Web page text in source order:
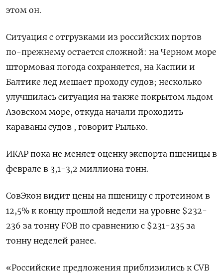
этом он.
Ситуация с отгрузками из российских ​портов
по-прежнему остается сложной: на Черном море
​штормовая погода ⁠сохраняется, на Каспии и
Балтике лед мешает проходу судов; несколько
улучшилась ситуация на также покрытом льдом
Азовском море, откуда начали ‌проходить
караваны судов , говорит Рылько.
ИКАР пока не меняет оценку ‌экспорта пшеницы в
феврале в 3,1-3,2 миллиона тонн.
СовЭкон видит цены на пшеницу с протеином в
12,5% к концу ​прошлой недели на уровне $232-
236 за тонну FOB по сравнению с $231-235 за
тонну неделей ранее.
«Российские предложения приблизились ‌к CVB